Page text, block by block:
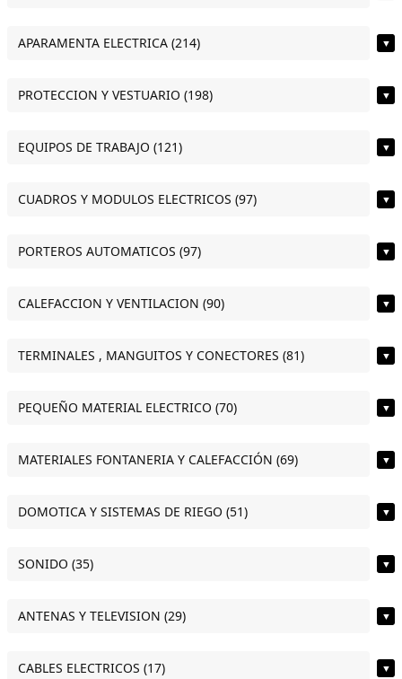
APARAMENTA ELECTRICA (214) ▼
PROTECCION Y VESTUARIO (198) ▼
EQUIPOS DE TRABAJO (121) ▼
CUADROS Y MODULOS ELECTRICOS (97) ▼
PORTEROS AUTOMATICOS (97) ▼
CALEFACCION Y VENTILACION (90) ▼
TERMINALES , MANGUITOS Y CONECTORES (81) ▼
PEQUEÑO MATERIAL ELECTRICO (70) ▼
MATERIALES FONTANERIA Y CALEFACCIÓN (69) ▼
DOMOTICA Y SISTEMAS DE RIEGO (51) ▼
SONIDO (35) ▼
ANTENAS Y TELEVISION (29) ▼
CABLES ELECTRICOS (17) ▼